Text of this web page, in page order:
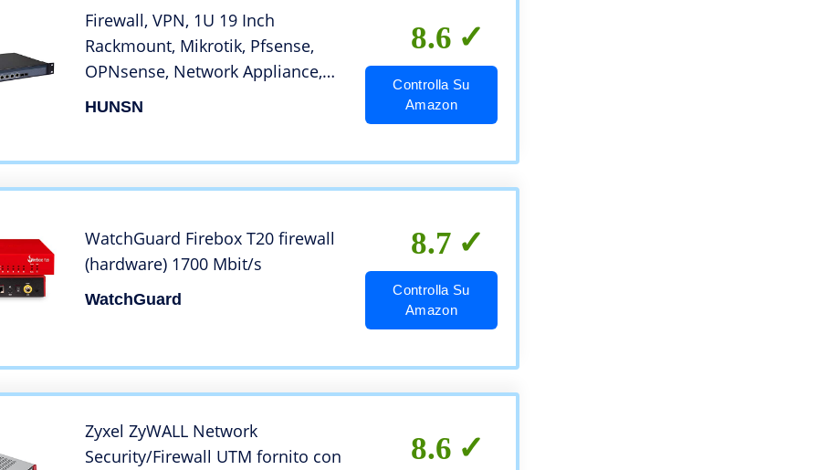
Firewall, VPN, 1U 19 Inch
Rackmount, Mikrotik, Pfsense,
OPNsense, Network Appliance,
B75 with Intel I5 3470, RS10, AES-
HUNSN
8.6
Controlla Su
Amazon
WatchGuard Firebox T20 firewall
(hardware) 1700 Mbit/s
WatchGuard
8.7
Controlla Su
Amazon
Zyxel ZyWALL Network
Security/Firewall UTM fornito con
8.6